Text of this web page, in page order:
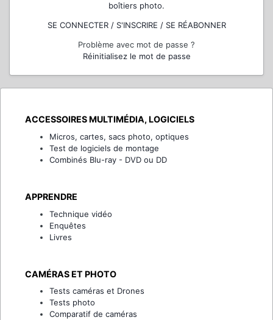
boîtiers photo.
SE CONNECTER / S'INSCRIRE / SE RÉABONNER
Problème avec mot de passe ?
Réinitialisez le mot de passe
ACCESSOIRES MULTIMÉDIA, LOGICIELS
Micros, cartes, sacs photo, optiques
Test de logiciels de montage
Combinés Blu-ray - DVD ou DD
APPRENDRE
Technique vidéo
Enquêtes
Livres
CAMÉRAS ET PHOTO
Tests caméras et Drones
Tests photo
Comparatif de caméras